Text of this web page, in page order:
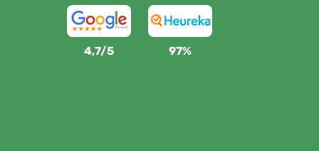
4,7/5 97%